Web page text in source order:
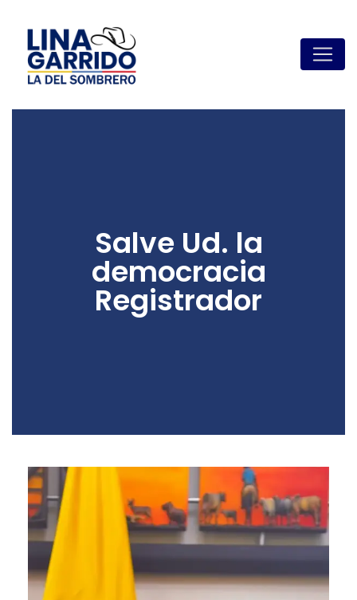
Salve Ud. la
democracia
Registrador